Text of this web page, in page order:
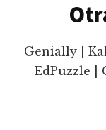
Genially |
EdPuzzle |